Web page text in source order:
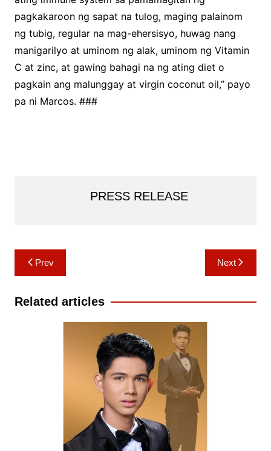
pagkakaroon ng sapat na tulog, maging palainom
ng tubig, regular na mag-ehersisyo, huwag nang
manigarilyo at uminom ng alak, uminom ng Vitamin
C at zinc, at gawing bahagi na ng ating diet o
pagkain ang malunggay at virgin coconut oil,” payo
pa ni Marcos. ###
PRESS RELEASE
Post
navigation
Prev Next
Related articles